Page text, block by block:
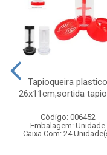
Tapioqueira plastico
26x11cm,sortida
Código: 006452
Embalagem: Unidade
Caixa Com: 24